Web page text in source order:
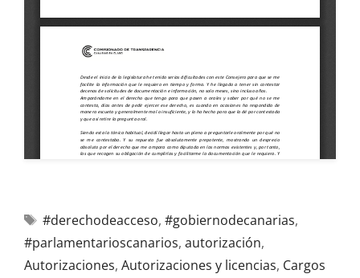
#derechodeacceso, #gobiernodecanarias,
#parlamentarioscanarios, autorización,
Autorizaciones, Autorizaciones y licencias, Cargos